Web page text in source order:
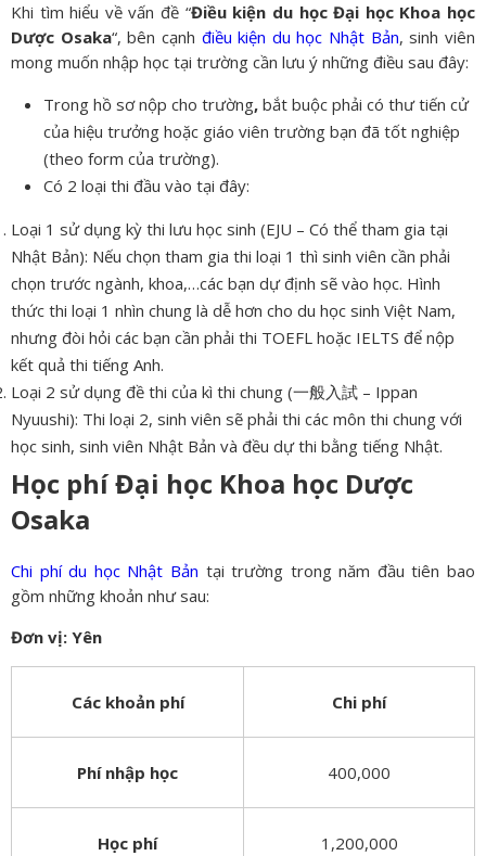
Khi tìm hiểu về vấn đề “Điều kiện du học Đại học Khoa học
Dược Osaka“, bên cạnh điều kiện du học Nhật Bản, sinh viên
mong muốn nhập học tại trường cần lưu ý những điều sau đây:
Trong hồ sơ nộp cho trường, bắt buộc phải có thư tiến cử
của hiệu trưởng hoặc giáo viên trường bạn đã tốt nghiệp
(theo form của trường).
Có 2 loại thi đầu vào tại đây:
Loại 1 sử dụng kỳ thi lưu học sinh (EJU – Có thể tham gia tại
Nhật Bản): Nếu chọn tham gia thi loại 1 thì sinh viên cần phải
chọn trước ngành, khoa,…các bạn dự định sẽ vào học. Hình
thức thi loại 1 nhìn chung là dễ hơn cho du học sinh Việt Nam,
nhưng đòi hỏi các bạn cần phải thi TOEFL hoặc IELTS để nộp
kết quả thi tiếng Anh.
Loại 2 sử dụng đề thi của kì thi chung (一般入試 – Ippan
Nyuushi): Thi loại 2, sinh viên sẽ phải thi các môn thi chung với
học sinh, sinh viên Nhật Bản và đều dự thi bằng tiếng Nhật.
Học phí Đại học Khoa học Dược
Osaka
Chi phí du học Nhật Bản tại trường trong năm đầu tiên bao
gồm những khoản như sau:
Đơn vị: Yên
Các khoản phí Chi phí
Phí nhập học 400,000
Học phí 1,200,000